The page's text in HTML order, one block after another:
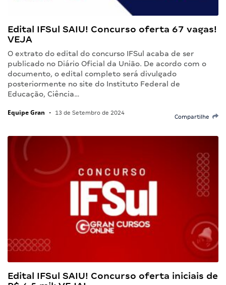
Edital IFSul SAIU! Concurso oferta 67 vagas!
VEJA
O extrato do edital do concurso IFSul acaba de ser
publicado no Diário Oficial da União. De acordo com o
documento, o edital completo será divulgado
posteriormente no site do Instituto Federal de
Educação, Ciência…
Equipe Gran • 13 de Setembro de 2024
Compartilhe
Edital IFSul SAIU! Concurso oferta iniciais de